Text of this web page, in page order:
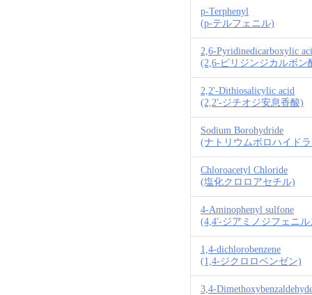
p-Terphenyl
(p-テルフェニル)
2,6-Pyridinedicarboxylic
(2,6-ピリジンジカルボン
2,2'-Dithiosalicylic acid
(2,2'-ジチオジ安息香酸)
Sodium Borohydride
(ナトリウムボロハイド
Chloroacetyl Chloride
(塩化クロロアセチル)
4-Aminophenyl sulfone
(4,4'-ジアミノジフェニ
1,4-dichlorobenzene
(1,4-ジクロロベンゼン)
3,4-